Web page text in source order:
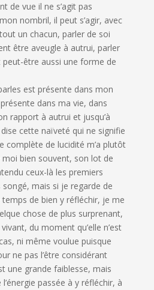
de vue il ne s’agit pas
nombril, il peut s’agir, avec
un chacun, parler de soi
être aveugle à autrui, parler
peut-être aussi une forme de
est présente dans mon
dans ma vie, dans
rapport à autrui et jusqu’à
cette naïveté qui ne signifie
complète de lucidité m’a plutôt
bien souvent, son lot de
ceux-là les premiers
songé, mais si je regarde de
de bien y réfléchir, je me
chose de plus surprenant,
du moment qu’elle n’est
ni même voulue puisque
ne pas l’être considérant
une grande faiblesse, mais
l’énergie passée à y réfléchir, à